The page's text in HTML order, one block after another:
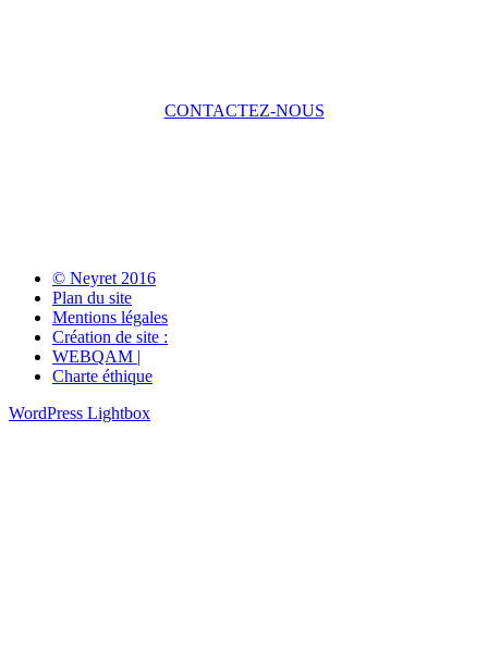
CONTACTEZ-NOUS
© Neyret 2016
Plan du site
Mentions légales
Création de site :
WEBQAM |
Charte éthique
WordPress Lightbox